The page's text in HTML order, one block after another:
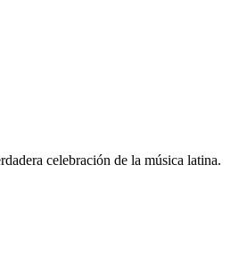
celebración de la música latina.